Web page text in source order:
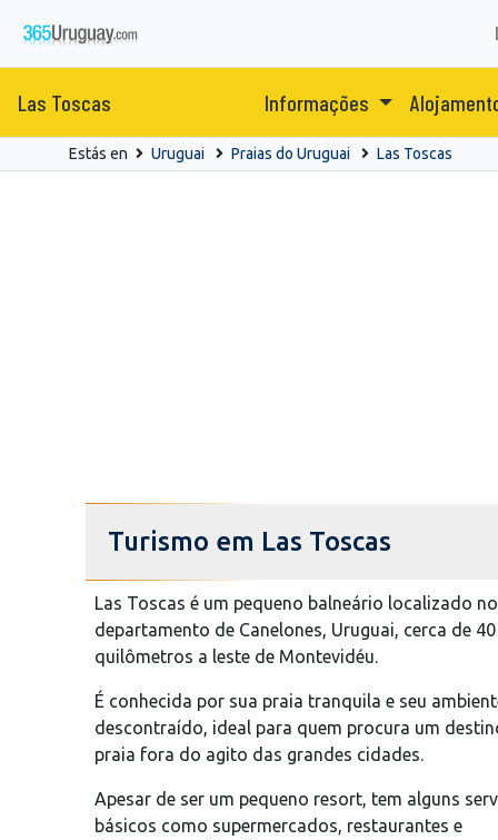
Las Toscas Informações
Estás en Uruguai Praias do Uruguai Las Toscas
Turismo em Las Toscas
Las Toscas é um pequeno balneário localizado no
departamento de Canelones, Uruguai, cerca de 40
quilômetros a leste de Montevidéu.
É conhecida por sua praia tranquila e seu
descontraído, ideal para quem procura um
praia fora do agito das grandes cidades.
Apesar de ser um pequeno resort, tem alguns
básicos como supermercados, restaurantes e